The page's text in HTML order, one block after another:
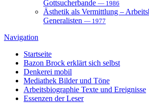
Gottsucherbande — 1986
Ästhetik als Vermittlung –
Generalisten — 1977
Navigation
Startseite
Bazon Brock erklärt sich selbst
Denkerei mobil
Mediathek Bilder und Töne
Arbeitsbiographie Texte und Ereignisse
Essenzen der Leser